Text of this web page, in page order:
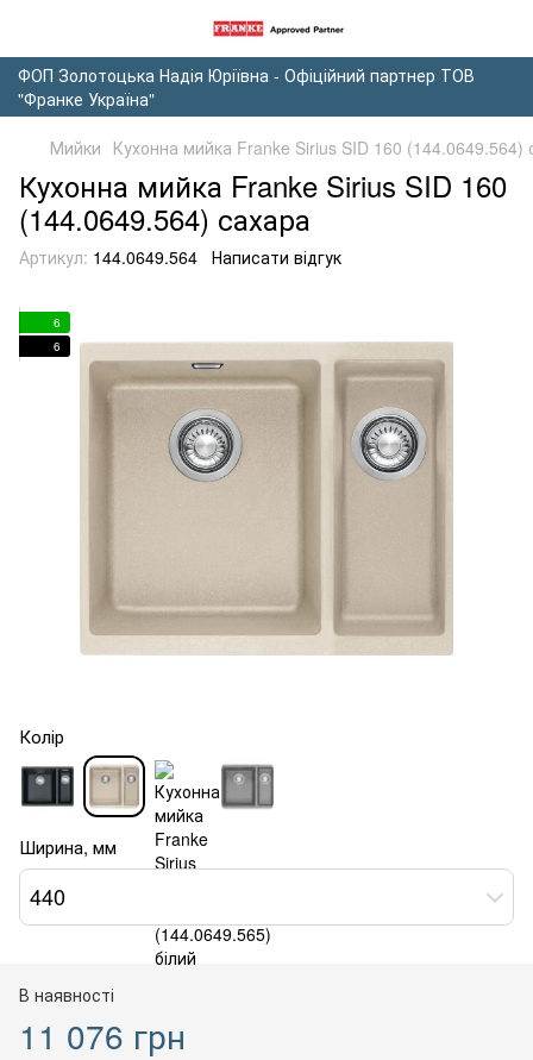
ФОП Золотоцька Надія Юріївна - Офіційний партнер ТОВ
"Франке Україна"
Мийки Кухонна мийка Franke Sirius SID 160 (144.0649.564)
Кухонна мийка Franke Sirius SID 160
(144.0649.564) сахара
Артикул: 144.0649.564 Написати відгук
6
6
Колір
Ширина, мм
440
В наявності
11 076 грн